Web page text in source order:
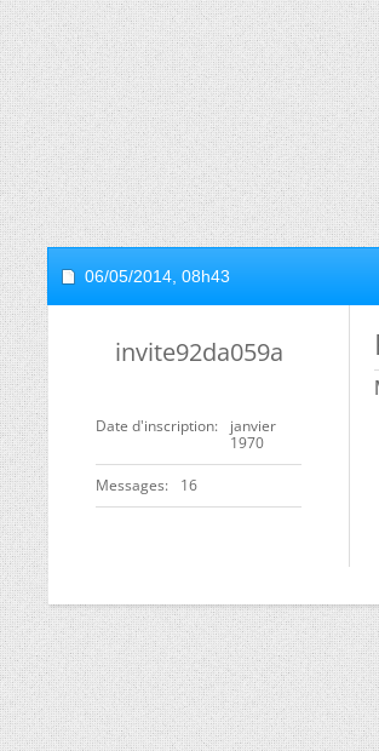
06/05/2014, 08h43
invite92da059a
Date d'inscription
janvier
1970
Messages 16